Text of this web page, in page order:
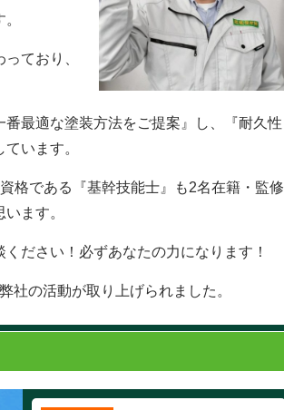
ており、
最適な塗装方法をご提案』し、『耐久性
います。
格である『基幹技能士』も2名在籍・監修
ます。
ださい！必ずあなたの力になります！
の活動が取り上げられました。